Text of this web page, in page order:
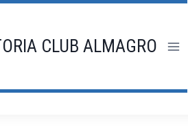
CLUB ALMAGRO